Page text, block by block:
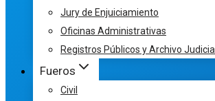
Jury de Enjuiciamiento
Oficinas Administrativas
Registros Públicos y Archivo Judicial
Fueros
Civil